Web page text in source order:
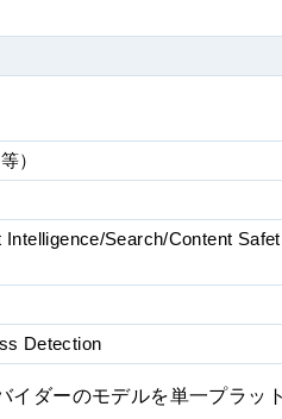
）
Search/Content Safet
Detection
ダーのモデルを単一プラット